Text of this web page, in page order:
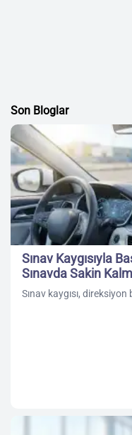
Son Bloglar
Sınav Kaygısıyla
Sınavda Sakin
Sınav kaygısı,